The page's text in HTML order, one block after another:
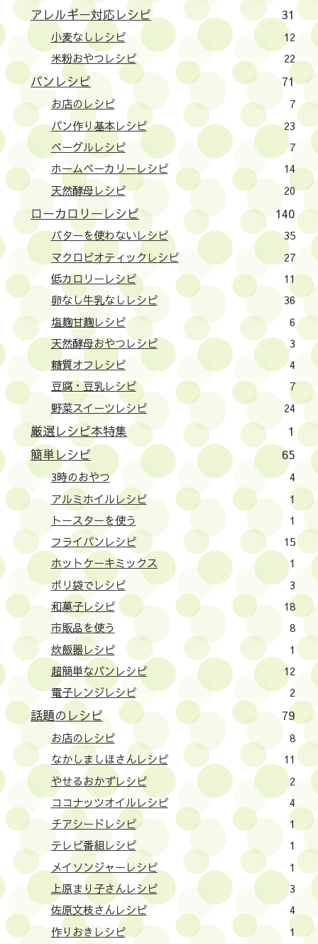
アレルギー対応レシピ 31
小麦なしレシピ
12
米粉おやつレシピ
22
パンレシピ 71
お店のレシピ
7
パン作り基本レシピ
23
ベーグルレシピ
7
ホームベーカリーレシピ
14
天然酵母レシピ
20
ローカロリーレシピ 140
バターを使わないレシピ
35
マクロビオティックレシピ
27
低カロリーレシピ
11
卵なし牛乳なしレシピ
36
塩麹甘麹レシピ
6
天然酵母おやつレシピ
3
糖質オフレシピ
4
豆腐・豆乳レシピ
7
野菜スイーツレシピ
24
厳選レシピ本特集
1
簡単レシピ
65
3時のおやつ
4
アルミホイルレシピ
1
トースターを使う
1
フライパンレシピ
15
ホットケーキミックス
1
ポリ袋でレシピ
3
和菓子レシピ
18
市販品を使う
8
炊飯器レシピ
1
超簡単なパンレシピ
12
電子レンジレシピ
2
話題のレシピ 79
お店のレシピ
8
なかしましほさんレシピ
11
やせるおかずレシピ
2
ココナッツオイルレシピ
4
チアシードレシピ
1
テレビ番組レシピ
1
メイソンジャーレシピ
1
上原まり子さんレシピ
3
佐原文枝さんレシピ
4
作りおきレシピ
1